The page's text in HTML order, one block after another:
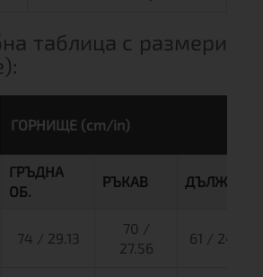
таблица с размери
ГОРНИЩЕ (cm/in)
ГРЪДНА
ОБ.
РЪКАВ ДЪЛЖИНА
74 / 29.13
70 /
27.56
61 / 24.01